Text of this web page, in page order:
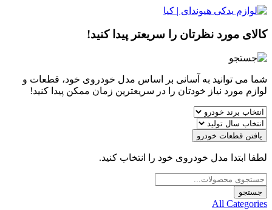
کالای مورد نظرتان را سریعتر پیدا کنید!
شما می توانید به آسانی بر اساس مدل خودروی خود، قطعات و
لوازم مورد نیاز خودتان را در سریعترین زمان ممکن پیدا کنید!
یافتن قطعات خودرو
لطفا ابتدا مدل خودروی خود را انتخاب کنید.
Products
search
جستجو
All Categories